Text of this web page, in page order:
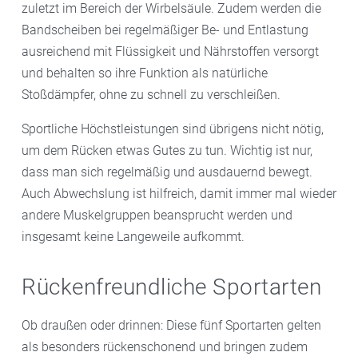
zuletzt im Bereich der Wirbelsäule. Zudem werden die
Bandscheiben bei regelmäßiger Be- und Entlastung
ausreichend mit Flüssigkeit und Nährstoffen versorgt
und behalten so ihre Funktion als natürliche
Stoßdämpfer, ohne zu schnell zu verschleißen.
Sportliche Höchstleistungen sind übrigens nicht nötig,
um dem Rücken etwas Gutes zu tun. Wichtig ist nur,
dass man sich regelmäßig und ausdauernd bewegt.
Auch Abwechslung ist hilfreich, damit immer mal wieder
andere Muskelgruppen beansprucht werden und
insgesamt keine Langeweile aufkommt.
Rückenfreundliche Sportarten
Ob draußen oder drinnen: Diese fünf Sportarten gelten
als besonders rückenschonend und bringen zudem